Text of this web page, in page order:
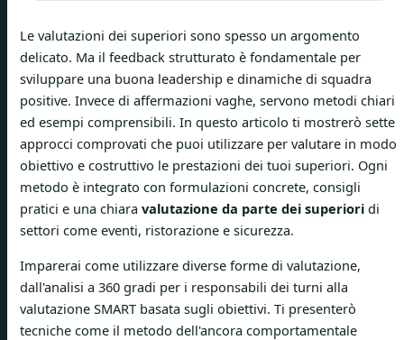
Le valutazioni dei superiori sono spesso un argomento
delicato. Ma il feedback strutturato è fondamentale per
sviluppare una buona leadership e dinamiche di squadra
positive. Invece di affermazioni vaghe, servono metodi chiari
ed esempi comprensibili. In questo articolo ti mostrerò sette
approcci comprovati che puoi utilizzare per valutare in modo
obiettivo e costruttivo le prestazioni dei tuoi superiori. Ogni
metodo è integrato con formulazioni concrete, consigli
pratici e una chiara valutazione da parte dei superiori di
settori come eventi, ristorazione e sicurezza.
Imparerai come utilizzare diverse forme di valutazione,
dall'analisi a 360 gradi per i responsabili dei turni alla
valutazione SMART basata sugli obiettivi. Ti presenterò
tecniche come il metodo dell'ancora comportamentale